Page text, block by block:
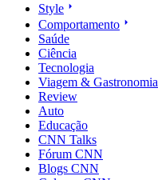
Style
Comportamento
Saúde
Ciência
Tecnologia
Viagem & Gastronomia
Review
Auto
Educação
CNN Talks
Fórum CNN
Blogs CNN